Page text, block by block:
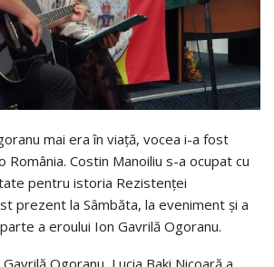
mai era în viață, vocea i-a fost
România. Costin Manoiliu s-a ocupat cu
pentru istoria Rezistenței
prezent la Sâmbăta, la eveniment și a
a eroului Ion Gavrilă Ogoranu.